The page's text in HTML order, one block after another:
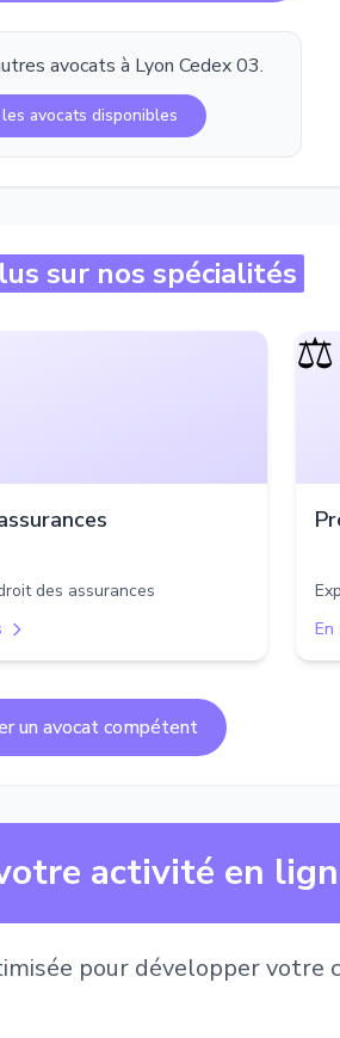
avocats à Lyon Cedex 03.
avocats disponibles
sur nos spécialités
des assurances
⚖️
En
un avocat compétent
activité en
pour développer votre